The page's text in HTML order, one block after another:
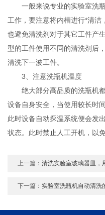
一般来说专业的实验室洗瓶
工作，要注意将内槽进行*清
也避免清洗剂对于其它工件产
型的工件使用不同的清洗剂后
清洗下一波工件。
3、注意洗瓶机温度
绝大部分高品质的洗瓶机都
设备自身安全，当使用较长时
此时设备自动探温系统便会发
状态。此时禁止人工开机，以
上一篇：清洗实验室玻璃器皿，
下一篇：实验室洗瓶机自动清洗